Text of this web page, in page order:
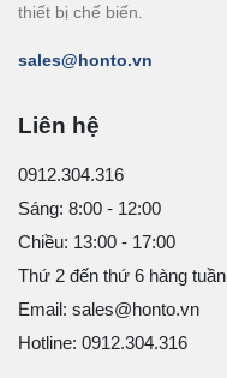
thiết bị chế biến.
sales@honto.vn
Liên hệ
0912.304.316
Sáng: 8:00 - 12:00
Chiều: 13:00 - 17:00
Thứ 2 đến thứ 6 hàng tuần
Email: sales@honto.vn
Hotline: 0912.304.316